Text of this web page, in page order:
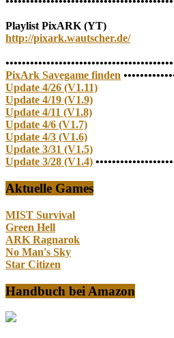
Playlist PixARK (YT)
http://pixark.wautscher.de/
PixArk Savegame finden
Update 4/26 (V1.11)
Update 4/19 (V1.9)
Update 4/11 (V1.8)
Update 4/6 (V1.7)
Update 4/3 (V1.6)
Update 3/31 (V1.5)
Update 3/28 (V1.4)
Aktuelle Games
MIST Survival
Green Hell
ARK Ragnarok
No Man's Sky
Star Citizen
Handbuch bei Amazon